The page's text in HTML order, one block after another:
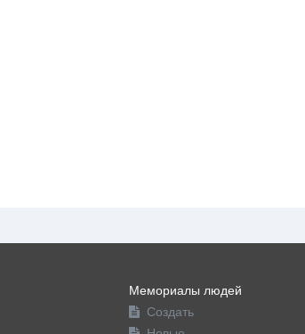
Мемориалы людей
Создать